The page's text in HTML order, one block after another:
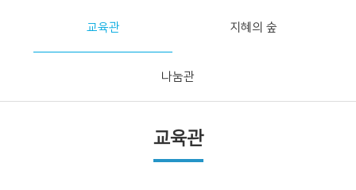
교육관 지혜의 숲
나눔관
교육관